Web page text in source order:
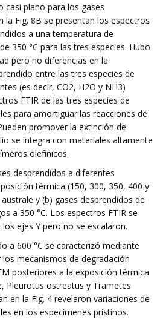
casi plano para los gases
la Fig. 8B se presentan los espectros
a una temperatura de
350 °C para las tres especies. Hubo
pero no diferencias en la
entre las tres especies de
(es decir, CO2, H2O y NH3)
FTIR de las tres especies de
para amortiguar las reacciones de
promover la extinción de
se integra con materiales altamente
olefínicos.
desprendidos a diferentes
térmica (150, 300, 350, 400 y
y (b) gases desprendidos de
a 350 °C. Los espectros FTIR se
ejes Y pero no se escalaron.
a 600 °C se caracterizó mediante
los mecanismos de degradación
posteriores a la exposición térmica
Pleurotus ostreatus y Trametes
en la Fig. 4 revelaron variaciones de
en los especímenes prístinos.